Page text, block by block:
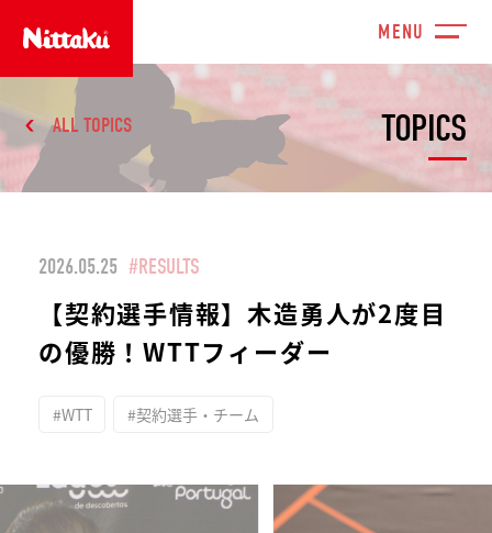
TOPICS
ALL TOPICS
2026.05.25 #RESULTS
【契約選手情報】木造勇人が2度目
の優勝！WTTフィーダー
#WTT #契約選手・チーム